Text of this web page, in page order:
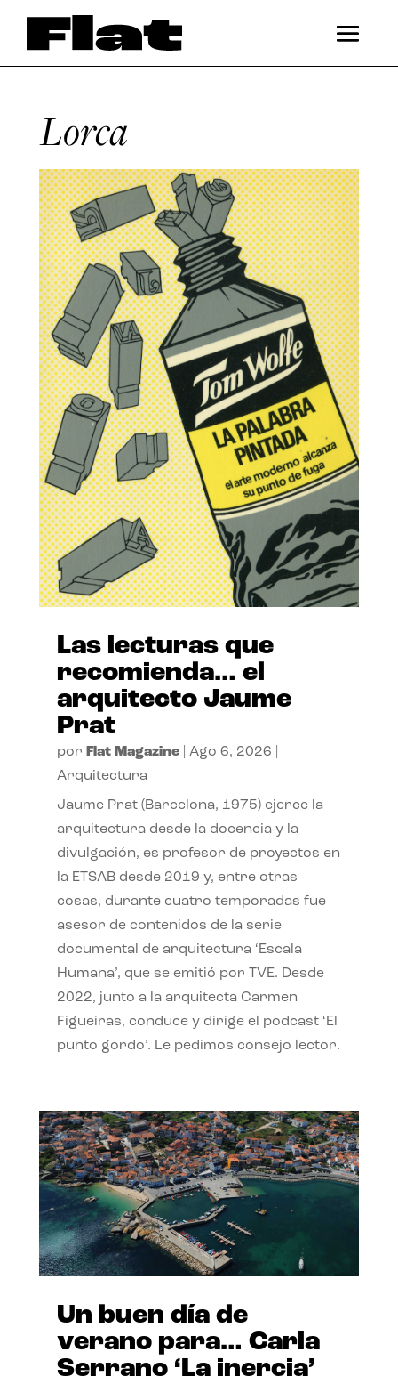
Lorca
Las lecturas que
recomienda… el
arquitecto Jaume
Prat
por Flat Magazine| Ago 6, 2026
Arquitectura
Jaume Prat (Barcelona, 1975) ejerce la
arquitectura desde la docencia y la
divulgación, es profesor de proyectos en
la ETSAB desde 2019 y, entre otras
cosas, durante cuatro temporadas fue
asesor de contenidos de la serie
documental de arquitectura ‘Escala
Humana’, que se emitió por TVE. Desde
2022, junto a la arquitecta Carmen
Figueiras, conduce y dirige el podcast ‘El
punto gordo’. Le pedimos consejo lector.
Un buen día de
verano para… Carla
Serrano ‘La inercia’